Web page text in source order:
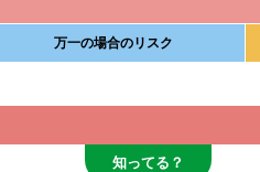
万一の場合のリスク
知ってる？